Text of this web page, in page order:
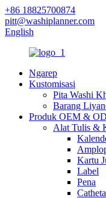
+86 18825700874
pitt@washiplanner.com
English
Ngarep
Kustomisasi
Pita Washi
Barang
Produk OEM &
Alat Tulis &
Kartu
Label
Pena